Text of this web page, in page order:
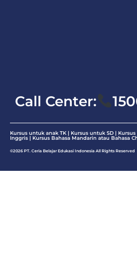
Call Center:
Kursus untuk anak TK | Kursus untuk SD |
Inggris | Kursus Bahasa Mandarin atau Bahasa
©2026 PT. Ceria Belajar Edukasi Indonesia All Rights Reserved